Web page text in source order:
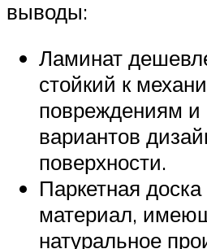
выводы:
Ламинат
стойкий к
повреждениям
вариантов
поверхности.
Паркетная
материал,
натуральное